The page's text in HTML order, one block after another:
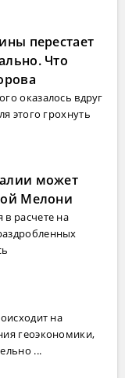
перестает
Что
оказалось вдруг
этого грохнуть
может
Мелони
в расчете на
на
геоэкономики,
...